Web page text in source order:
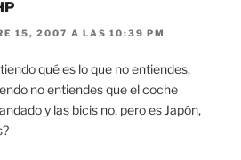
15, 2007 A LAS 10:39 PM
qué es lo que no entiendes,
no entiendes que el coche
y las bicis no, pero es Japón,